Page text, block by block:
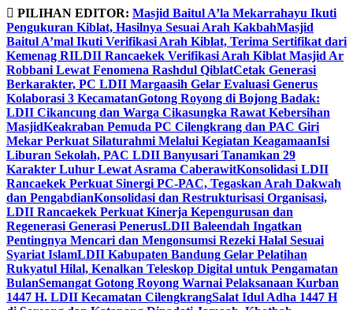
Skip
to
content
PILIHAN EDITOR: Masjid Baitul A’la Mekarrahayu Ikuti
Pengukuran Kiblat, Hasilnya Sesuai Arah KakbahMasjid
Baitul A’mal Ikuti Verifikasi Arah Kiblat, Terima Sertifikat dari
Kemenag RILDII Rancaekek Verifikasi Arah Kiblat Masjid Ar
Robbani Lewat Fenomena Rashdul QiblatCetak Generasi
Berkarakter, PC LDII Margaasih Gelar Evaluasi Generus
Kolaborasi 3 KecamatanGotong Royong di Bojong Badak:
LDII Cikancung dan Warga Cikasungka Rawat Kebersihan
MasjidKeakraban Pemuda PC Cilengkrang dan PAC Giri
Mekar Perkuat Silaturahmi Melalui Kegiatan KeagamaanIsi
Liburan Sekolah, PAC LDII Banyusari Tanamkan 29
Karakter Luhur Lewat Asrama CaberawitKonsolidasi LDII
Rancaekek Perkuat Sinergi PC-PAC, Tegaskan Arah Dakwah
dan PengabdianKonsolidasi dan Restrukturisasi Organisasi,
LDII Rancaekek Perkuat Kinerja Kepengurusan dan
Regenerasi Generasi PenerusLDII Baleendah Ingatkan
Pentingnya Mencari dan Mengonsumsi Rezeki Halal Sesuai
Syariat IslamLDII Kabupaten Bandung Gelar Pelatihan
Rukyatul Hilal, Kenalkan Teleskop Digital untuk Pengamatan
BulanSemangat Gotong Royong Warnai Pelaksanaan Kurban
1447 H. LDII Kecamatan CilengkrangSalat Idul Adha 1447 H